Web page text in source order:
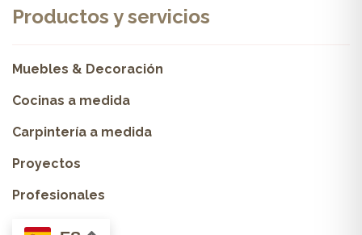
Productos y servicios
Muebles & Decoración
Cocinas a medida
Carpintería a medida
Proyectos
Profesionales